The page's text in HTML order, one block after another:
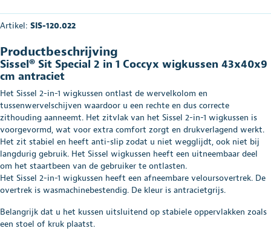
Artikel: SIS-120.022
Productbeschrijving
Sissel® Sit Special 2 in 1 Coccyx wigkussen 43x40x9
cm antraciet
Het Sissel 2-in-1 wigkussen ontlast de wervelkolom en
tussenwervelschijven waardoor u een rechte en dus correcte
zithouding aanneemt. Het zitvlak van het Sissel 2-in-1 wigkussen is
voorgevormd, wat voor extra comfort zorgt en drukverlagend werkt.
Het zit stabiel en heeft anti-slip zodat u niet wegglijdt, ook niet bij
langdurig gebruik. Het Sissel wigkussen heeft een uitneembaar deel
om het staartbeen van de gebruiker te ontlasten.
Het Sissel 2-in-1 wigkussen heeft een afneembare veloursovertrek. De
overtrek is wasmachinebestendig. De kleur is antracietgrijs.
Belangrijk dat u het kussen uitsluitend op stabiele oppervlakken zoals
een stoel of kruk plaatst.